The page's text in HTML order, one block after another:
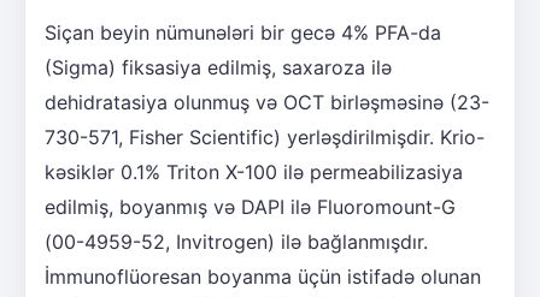
Siçan beyin nümunələri bir gecə 4% PFA-da
(Sigma) fiksasiya edilmiş, saxaroza ilə
dehidratasiya olunmuş və OCT birləşməsinə (23-
730-571, Fisher Scientific) yerləşdirilmişdir. Krio-
kəsiklər 0.1% Triton X-100 ilə permeabilizasiya
edilmiş, boyanmış və DAPI ilə Fluoromount-G
(00-4959-52, Invitrogen) ilə bağlanmışdır.
İmmunoflüoresan boyanma üçün istifadə olunan